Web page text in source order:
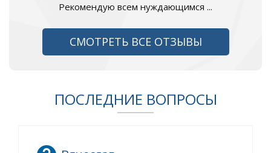
Рекомендую всем нуждающимся ...
СМОТРЕТЬ ВСЕ ОТЗЫВЫ
ПОСЛЕДНИЕ ВОПРОСЫ